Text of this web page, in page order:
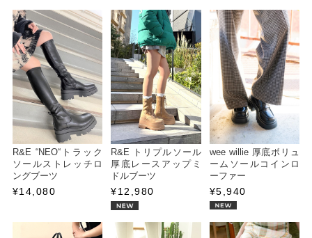
R&E “NEO“トラック
ソールストレッチロ
ングブーツ
¥14,080
R&E トリプルソール
厚底レースアップミ
ドルブーツ
¥12,980
wee willie 厚底ボリュ
ームソールコインロ
ーファー
¥5,940